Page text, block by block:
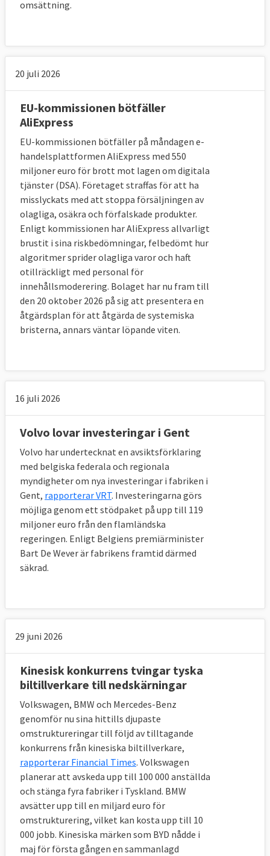
omsättning.
20 juli 2026
EU-kommissionen bötfäller
AliExpress
EU-kommissionen bötfäller på måndagen e-
handelsplattformen AliExpress med 550
miljoner euro för brott mot lagen om digitala
tjänster (DSA). Företaget straffas för att ha
misslyckats med att stoppa försäljningen av
olagliga, osäkra och förfalskade produkter.
Enligt kommissionen har AliExpress allvarligt
brustit i sina riskbedömningar, felbedömt hur
algoritmer sprider olagliga varor och haft
otillräckligt med personal för
innehållsmoderering. Bolaget har nu fram till
den 20 oktober 2026 på sig att presentera en
åtgärdsplan för att åtgärda de systemiska
bristerna, annars väntar löpande viten.
16 juli 2026
Volvo lovar investeringar i Gent
Volvo har undertecknat en avsiktsförklaring
med belgiska federala och regionala
myndigheter om nya investeringar i fabriken i
Gent, rapporterar VRT. Investeringarna görs
möjliga genom ett stödpaket på upp till 119
miljoner euro från den flamländska
regeringen. Enligt Belgiens premiärminister
Bart De Wever är fabrikens framtid därmed
säkrad.
29 juni 2026
Kinesisk konkurrens tvingar tyska
biltillverkare till nedskärningar
Volkswagen, BMW och Mercedes-Benz
genomför nu sina hittills djupaste
omstruktureringar till följd av tilltagande
konkurrens från kinesiska biltillverkare,
rapporterar Financial Times. Volkswagen
planerar att avskeda upp till 100 000 anställda
och stänga fyra fabriker i Tyskland. BMW
avsätter upp till en miljard euro för
omstrukturering, vilket kan kosta upp till 10
000 jobb. Kinesiska märken som BYD nådde i
maj för första gången en sammanlagd